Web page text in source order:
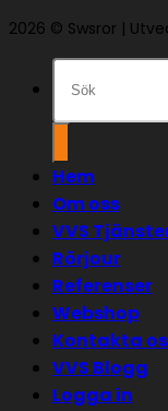
2026 © Swsror |
efter:
Hem
Om oss
VVS
Rörjour
Referenser
Webshop
Kontakta
VVS Blogg
Logga in